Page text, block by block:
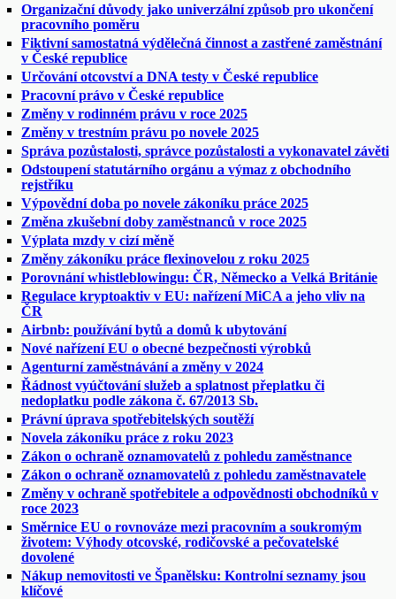
Organizační důvody jako univerzální způsob pro ukončení
pracovního poměru
Fiktivní samostatná výdělečná činnost a zastřené zaměstnání
v České republice
Určování otcovství a DNA testy v České republice
Pracovní právo v České republice
Změny v rodinném právu v roce 2025
Změny v trestním právu po novele 2025
Správa pozůstalosti, správce pozůstalosti a vykonavatel závěti
Odstoupení statutárního orgánu a výmaz z obchodního
rejstříku
Výpovědní doba po novele zákoníku práce 2025
Změna zkušební doby zaměstnanců v roce 2025
Výplata mzdy v cizí měně
Změny zákoníku práce flexinovelou z roku 2025
Porovnání whistleblowingu: ČR, Německo a Velká Británie
Regulace kryptoaktiv v EU: nařízení MiCA a jeho vliv na
ČR
Airbnb: používání bytů a domů k ubytování
Nové nařízení EU o obecné bezpečnosti výrobků
Agenturní zaměstnávání a změny v 2024
Řádnost vyúčtování služeb a splatnost přeplatku či
nedoplatku podle zákona č. 67/2013 Sb.
Právní úprava spotřebitelských soutěží
Novela zákoníku práce z roku 2023
Zákon o ochraně oznamovatelů z pohledu zaměstnance
Zákon o ochraně oznamovatelů z pohledu zaměstnavatele
Změny v ochraně spotřebitele a odpovědnosti obchodníků v
roce 2023
Směrnice EU o rovnováze mezi pracovním a soukromým
životem: Výhody otcovské, rodičovské a pečovatelské
dovolené
Nákup nemovitosti ve Španělsku: Kontrolní seznamy jsou
klíčové